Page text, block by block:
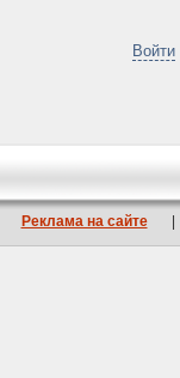
Войти
Реклама на сайте